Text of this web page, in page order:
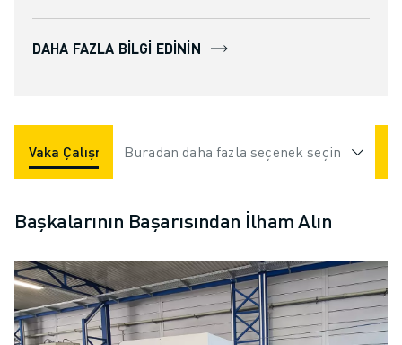
DAHA FAZLA BILGI EDININ
Vaka Çalışmaları Uygulamalar Endüstriler
Buradan daha fazla seçenek seçin
Başkalarının Başarısından İlham Alın